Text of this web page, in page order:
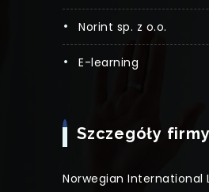
norint sp. z o.o.
e-learning
Szczegóły firmy
Norwegian International